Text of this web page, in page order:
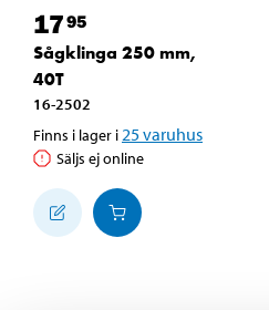
1795
Sågklinga 250 mm,
40T
16-2502
Finns i lager i 25varuhus
Säljs ej online